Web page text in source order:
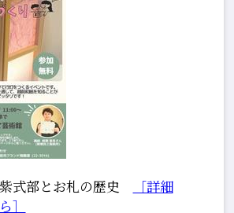
式部とお札の歴史
［詳細
］